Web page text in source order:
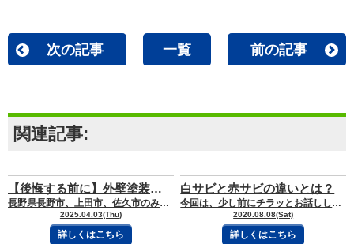
次の記事 一覧 前の記事
関連記事:
【後悔する前に】外壁塗装でありがちなトラブル例 知らずに契約すると危険！
長野県長野市、上田市、佐久市のみなさん、こんにちは！ 地域密着の外壁塗装・屋根塗
2025.04.03(Thu)
詳しくはこちら
白サビと赤サビの違いとは？
今回は、少し前にチラッとお話しした「赤サビ、白サビ」と「トタン」についてお伝えし
2020.08.08(Sat)
詳しくはこちら